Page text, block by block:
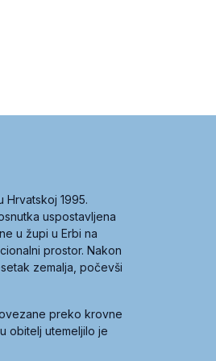
Hrvatskoj 1995.
uspostavljena
u župi u Erbi na
prostor. Nakon
zemalja, počevši
preko krovne
obitelj utemeljilo je